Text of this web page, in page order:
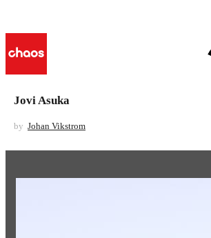
Jovi Asuka
by Johan Vikstrom